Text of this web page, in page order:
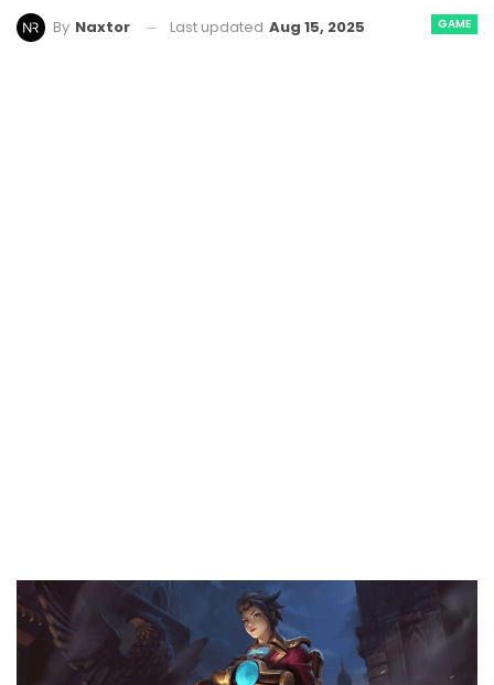
GAME
By Naxtor Last updated Aug 15, 2025